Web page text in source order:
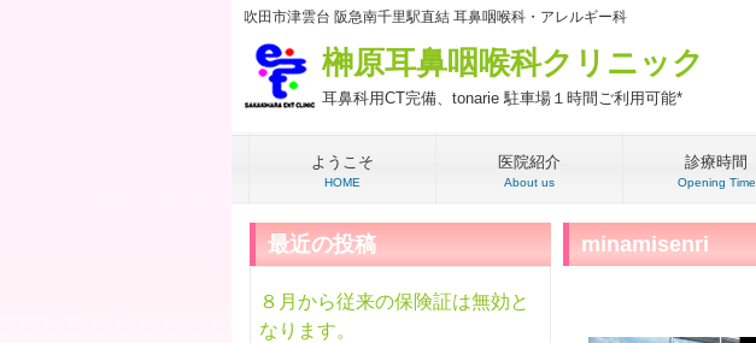
吹田市津雲台 阪急南千里駅直結 耳鼻咽喉科・アレルギー科
榊原耳鼻咽喉科クリニック
耳鼻科用CT完備、tonarie 駐車場１時間ご利用可能*
ようこそ
HOME
医院紹介
About us
診療時間
Opening Time
minamisenri
最近の投稿
８月から従来の保険証は無効と
なります。